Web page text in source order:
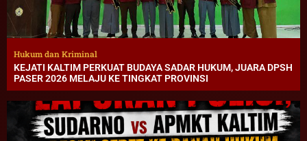
Hukum dan Kriminal
KEJATI KALTIM PERKUAT BUDAYA SADAR HUKUM, JUARA DPSH
PASER 2026 MELAJU KE TINGKAT PROVINSI